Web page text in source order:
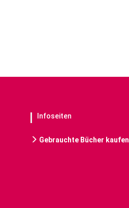
Infoseiten
Gebrauchte Bücher kaufen